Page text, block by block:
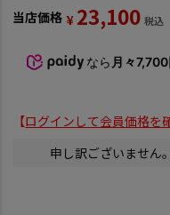
当店価格 ¥ 23,100 税込
なら 月々
【ログインして会員価格を
申し訳ございません